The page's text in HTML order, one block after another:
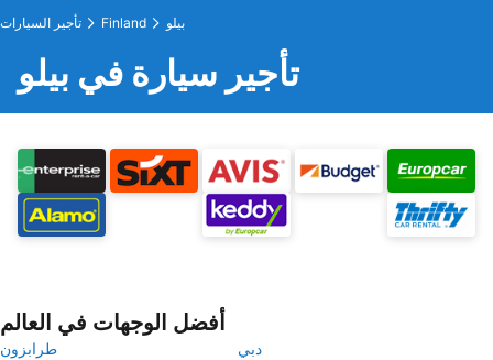
تأجير السيارات Finland بيلو
تأجير سيارة في بيلو
أفضل الوجهات في العالم
طرابزون
دبي